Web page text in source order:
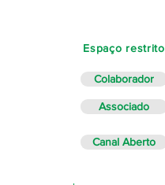
Espaço restrito
Colaborador
Associado
Canal Aberto